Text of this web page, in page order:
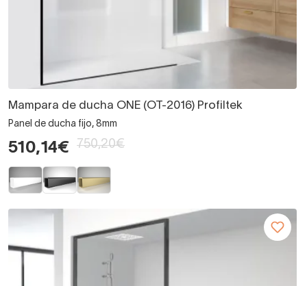
Mampara de ducha ONE (OT-2016) Profiltek
Panel de ducha fijo, 8mm
510,14€ 750,20€